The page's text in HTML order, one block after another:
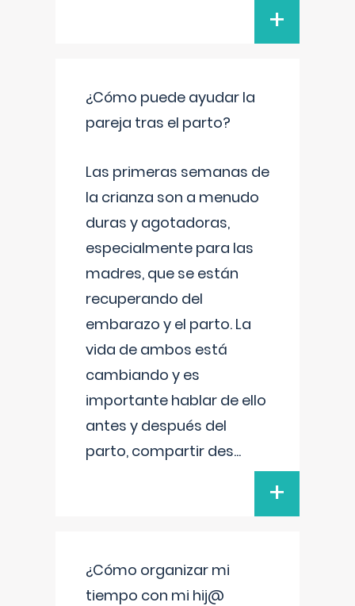
+
¿Cómo puede ayudar la
pareja tras el parto?
Las primeras semanas de
la crianza son a menudo
duras y agotadoras,
especialmente para las
madres, que se están
recuperando del
embarazo y el parto. La
vida de ambos está
cambiando y es
importante hablar de ello
antes y después del
parto, compartir des...
+
¿Cómo organizar mi
tiempo con mi hij@